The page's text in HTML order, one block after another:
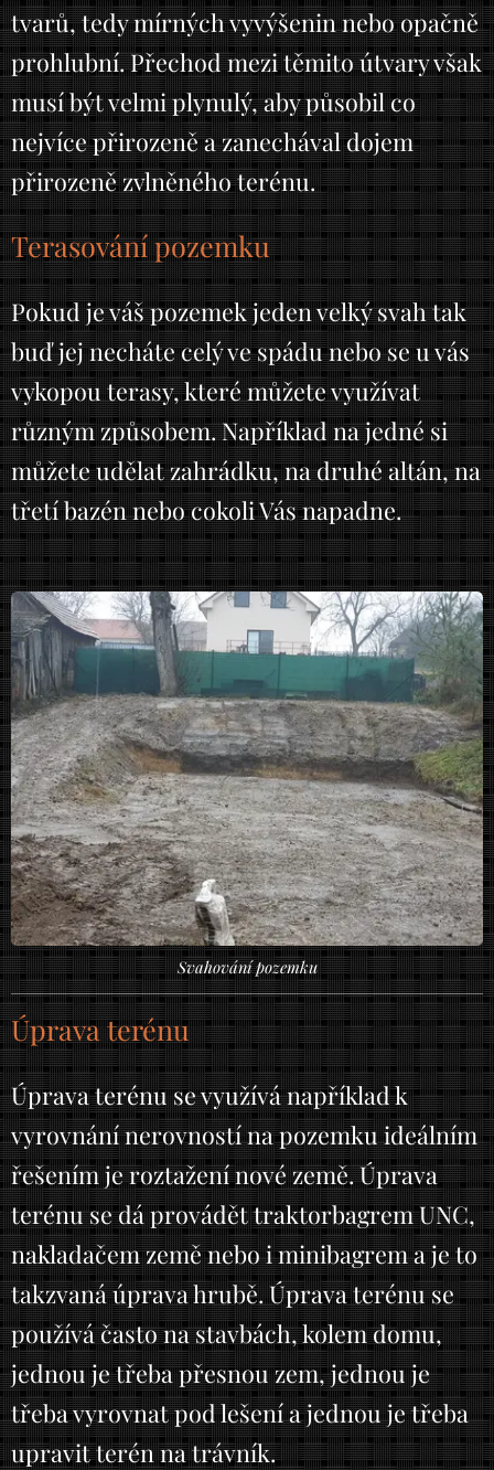
tvarů, tedy mírných vyvýšenin nebo opačně
prohlubní. Přechod mezi těmito útvary však
musí být velmi plynulý, aby působil co
nejvíce přirozeně a zanechával dojem
přirozeně zvlněného terénu.
Terasování pozemku
Pokud je váš pozemek jeden velký svah tak
buď jej necháte celý ve spádu nebo se u vás
vykopou terasy, které můžete využívat
různým způsobem. Například na jedné si
můžete udělat zahrádku, na druhé altán, na
třetí bazén nebo cokoli Vás napadne.
Svahování pozemku
Úprava terénu
Úprava terénu se využívá například k
vyrovnání nerovností na pozemku ideálním
řešením je roztažení nové země. Úprava
terénu se dá provádět traktorbagrem UNC,
nakladačem země nebo i minibagrem a je to
takzvaná úprava hrubě. Úprava terénu se
používá často na stavbách, kolem domu,
jednou je třeba přesnou zem, jednou je
třeba vyrovnat pod lešení a jednou je třeba
upravit terén na trávník.